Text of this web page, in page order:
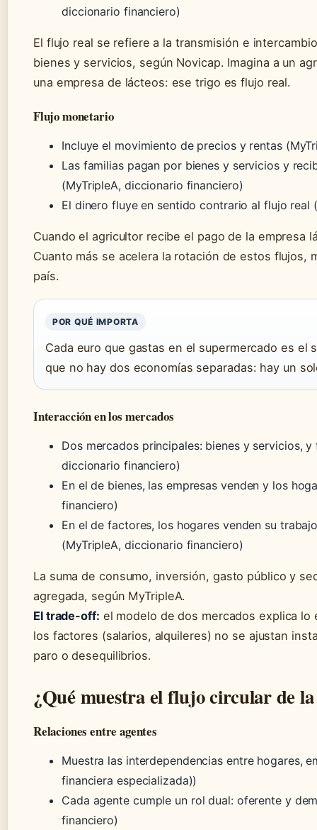
diccionario financiero)
El flujo real se refiere a la transmisión e
bienes y servicios, según Novicap. Imagina a un
una empresa de lácteos: ese trigo es flujo real.
Flujo monetario
Incluye el movimiento de precios y rentas
Las familias pagan por bienes y servicios y
(MyTripleA, diccionario financiero)
El dinero fluye en sentido contrario al flujo real
Cuando el agricultor recibe el pago de la empresa
Cuanto más se acelera la rotación de estos flujos,
país.
POR QUÉ IMPORTA
Cada euro que gastas en el supermercado es el
que no hay dos economías separadas: hay un
Interacción en los mercados
Dos mercados principales: bienes y servicios,
diccionario financiero)
En el de bienes, las empresas venden y los
financiero)
En el de factores, los hogares venden su
(MyTripleA, diccionario financiero)
La suma de consumo, inversión, gasto público y
agregada, según MyTripleA.
El trade-off: el modelo de dos mercados explica
los factores (salarios, alquileres) no se ajustan
paro o desequilibrios.
¿Qué muestra el flujo circular de
Relaciones entre agentes
Muestra las interdependencias entre hogares,
financiera especializada))
Cada agente cumple un rol dual: oferente y
financiero)